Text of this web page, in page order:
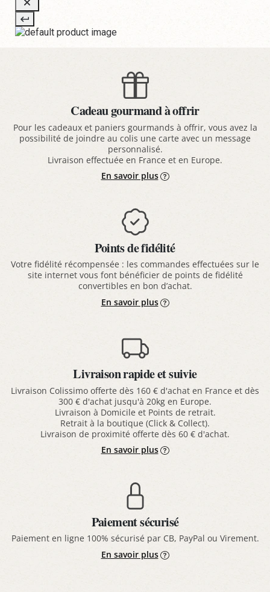
Cadeau gourmand à offrir
Pour les cadeaux et paniers gourmands à offrir, vous avez la
possibilité de joindre au colis une carte avec un message
personnalisé.
Livraison effectuée en France et en Europe.
En savoir plus
Points de fidélité
Votre fidélité récompensée : les commandes effectuées sur le
site internet vous font bénéficier de points de fidélité
convertibles en bon d’achat.
En savoir plus
Livraison rapide et suivie
Livraison Colissimo offerte dès 160 € d'achat en France et dès
300 € d'achat jusqu'à 20kg en Europe.
Livraison à Domicile et Points de retrait.
Retrait à la boutique (Click & Collect).
Livraison de proximité offerte dès 60 € d'achat.
En savoir plus
Paiement sécurisé
Paiement en ligne 100% sécurisé par CB, PayPal ou Virement.
En savoir plus